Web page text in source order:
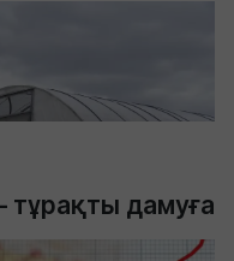
дамуға